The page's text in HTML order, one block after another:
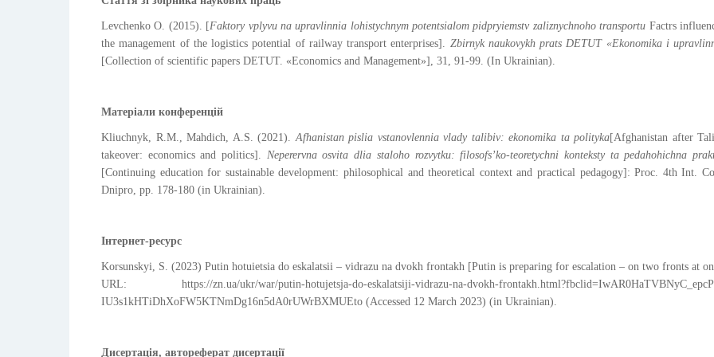
Levchenko O. (2015). [Faktory vplyvu na upravlinnia lohistychnym potentsialom pidpryiemstv zaliznychnoho transportu Factrs
the management of the logistics potential of railway transport enterprises]. Zbirnyk naukovykh prats DETUT «Ekonomika i
[Collection of scientific papers DETUT. «Economics and Management»], 31, 91-99. (In Ukrainian).
Матеріали конференцій
Kliuchnyk, R.M., Mahdich, A.S. (2021).Afhanistan pislia vstanovlennia vlady talibiv: ekonomika ta polityka[Afghanistan after
takeover: economics and politics]. Neperervna osvita dlia staloho rozvytku: filosofs’ko-teoretychni konteksty ta pedahohichna
[Continuing education for sustainable development: philosophical and theoretical context and practical pedagogy]: Proc. 4th Int.
Dnipro, pp. 178-180 (in Ukrainian).
Інтернет-ресурс
Korsunskyi, S. (2023) Putin hotuietsia do eskalatsii – vidrazu na dvokh frontakh [Putin is preparing for escalation – on two fronts at
URL: https://zn.ua/ukr/war/putin-hotujetsja-do-eskalatsiji-vidrazu-na-dvokh-
IU3s1kHTiDhXoFW5KTNmDg16n5dA0rUWrBXMUEto (Accessed 12 March 2023) (in Ukrainian).
Дисертація, автореферат дисертації